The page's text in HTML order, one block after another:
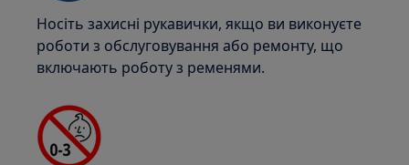
Носіть захисні рукавички, якщо ви виконуєте
роботи з обслуговування або ремонту, що
включають роботу з ременями.